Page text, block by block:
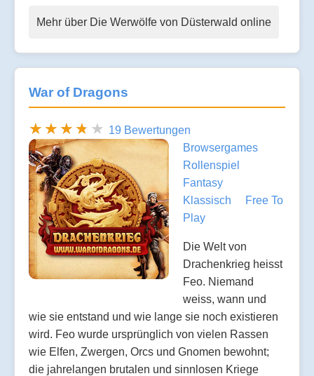
Mehr über Die Werwölfe von Düsterwald online
War of Dragons
19 Bewertungen
Browsergames
Rollenspiel
Fantasy
Klassisch
Free To
Play
Die Welt von
Drachenkrieg heisst
Feo. Niemand
weiss, wann und
wie sie entstand und wie lange sie noch existieren
wird. Feo wurde ursprünglich von vielen Rassen
wie Elfen, Zwergen, Orcs und Gnomen bewohnt;
die jahrelangen brutalen und sinnlosen Kriege